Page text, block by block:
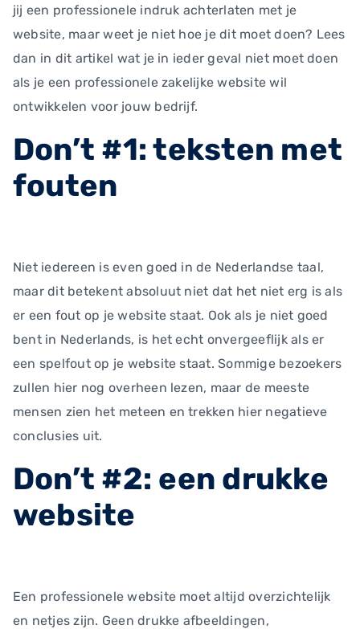
jij een professionele indruk achterlaten met je
website, maar weet je niet hoe je dit moet doen? Lees
dan in dit artikel wat je in ieder geval niet moet doen
als je een professionele zakelijke website wil
ontwikkelen voor jouw bedrijf.
Don’t #1: teksten met
fouten
Niet iedereen is even goed in de Nederlandse taal,
maar dit betekent absoluut niet dat het niet erg is als
er een fout op je website staat. Ook als je niet goed
bent in Nederlands, is het echt onvergeeflijk als er
een spelfout op je website staat. Sommige bezoekers
zullen hier nog overheen lezen, maar de meeste
mensen zien het meteen en trekken hier negatieve
conclusies uit.
Don’t #2: een drukke
website
Een professionele website moet altijd overzichtelijk
en netjes zijn. Geen drukke afbeeldingen,